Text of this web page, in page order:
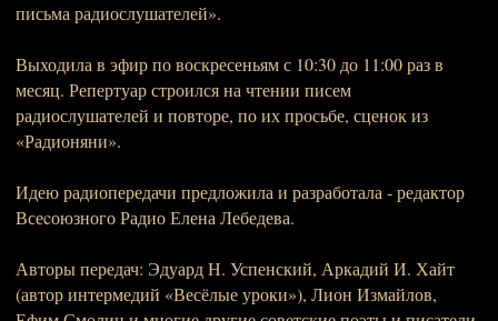
письма радиослушателей».
Выходила в эфир по воскресеньям с 10:30 до 11:00 раз в
месяц. Репертуар строился на чтении писем
радиослушателей и повторе, по их просьбе, сценок из
«Радионяни».
Идею радиопередачи предложила и разработала - редактор
Всеcоюзного Радио Елена Лебедева.
Авторы передач: Эдуард Н. Успенский, Аркадий И. Хайт
(автор интермедий «Весёлые уроки»), Лион Измайлов,